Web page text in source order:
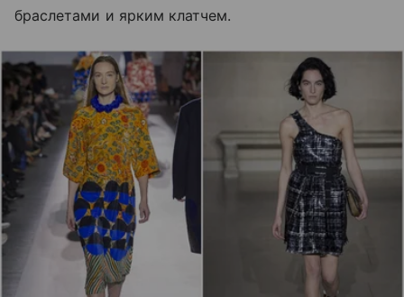
браслетами и ярким клатчем.